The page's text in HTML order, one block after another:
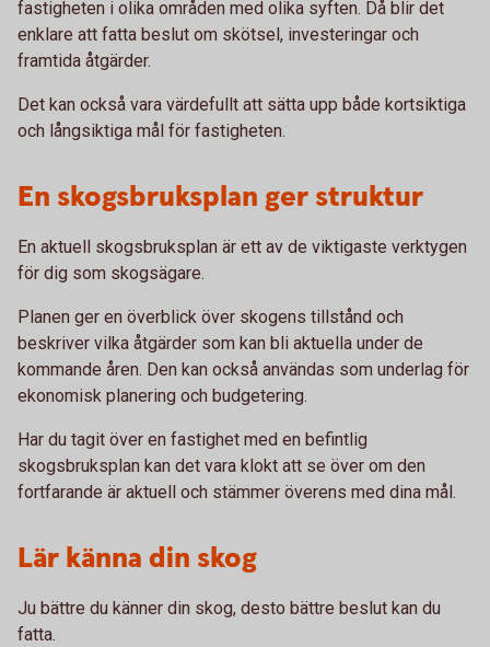
fastigheten i olika områden med olika syften. Då blir det
enklare att fatta beslut om skötsel, investeringar och
framtida åtgärder.
Det kan också vara värdefullt att sätta upp både kortsiktiga
och långsiktiga mål för fastigheten.
En skogsbruksplan ger struktur
En aktuell skogsbruksplan är ett av de viktigaste verktygen
för dig som skogsägare.
Planen ger en överblick över skogens tillstånd och
beskriver vilka åtgärder som kan bli aktuella under de
kommande åren. Den kan också användas som underlag för
ekonomisk planering och budgetering.
Har du tagit över en fastighet med en befintlig
skogsbruksplan kan det vara klokt att se över om den
fortfarande är aktuell och stämmer överens med dina mål.
Lär känna din skog
Ju bättre du känner din skog, desto bättre beslut kan du
fatta.